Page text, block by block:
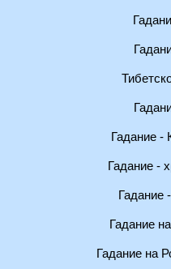
Гадание -
Гадание -
Гадание
Гадание
Гадание на